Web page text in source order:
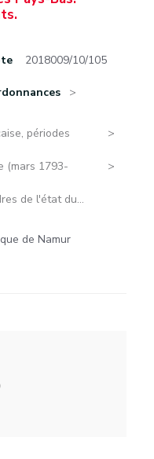
2018009/10/105
périodes
(mars 1793-
de l'état du...
de Namur